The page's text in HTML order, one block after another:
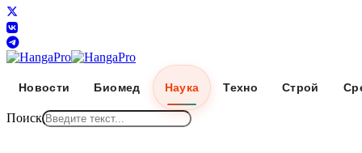
Новости Биомед Наука Техно Строй
Поиск